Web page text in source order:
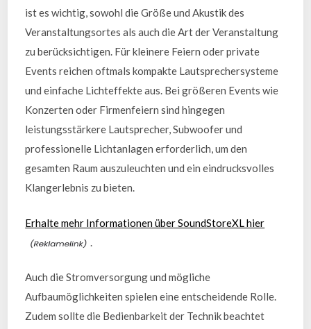
ist es wichtig, sowohl die Größe und Akustik des
Veranstaltungsortes als auch die Art der Veranstaltung
zu berücksichtigen. Für kleinere Feiern oder private
Events reichen oftmals kompakte Lautsprechersysteme
und einfache Lichteffekte aus. Bei größeren Events wie
Konzerten oder Firmenfeiern sind hingegen
leistungsstärkere Lautsprecher, Subwoofer und
professionelle Lichtanlagen erforderlich, um den
gesamten Raum auszuleuchten und ein eindrucksvolles
Klangerlebnis zu bieten.
Erhalte mehr Informationen über SoundStoreXL hier
Auch die Stromversorgung und mögliche
Aufbaumöglichkeiten spielen eine entscheidende Rolle.
Zudem sollte die Bedienbarkeit der Technik beachtet